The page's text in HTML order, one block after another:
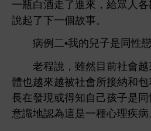
瓶
酒 ， 眾 各
起
個故事。
病例
• 兒子
同性
老程
，雖然目 社 越
也越
越被社 所接納 包
現或得
自己孩子
識
認為 種
理疾病